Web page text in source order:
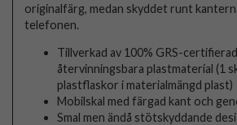
originalfärg, medan skyddet runt
telefonen.
Tillverkad av 100% GRS-
återvinningsbara plastmaterial (1
plastflaskor i materialmängd plast)
Mobilskal med färgad kant och
Smal men ändå stötskyddande